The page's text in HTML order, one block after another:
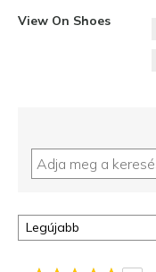
View On Shoes